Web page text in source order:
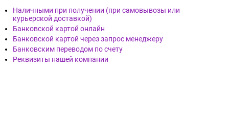
Наличными при получении (при самовывозы или
курьерской доставкой)
Банковской картой онлайн
Банковской картой через запрос менеджеру
Банковским переводом по счету
Реквизиты нашей компании